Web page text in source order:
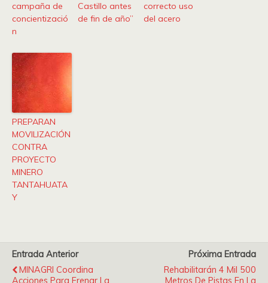
campaña de
concientizació
n
Castillo antes
de fin de año”
correcto uso
del acero
PREPARAN
MOVILIZACIÓN
CONTRA
PROYECTO
MINERO
TANTAHUATA
Y
Entrada Anterior
MINAGRI Coordina
Acciones Para Frenar La
Próxima Entrada
Rehabilitarán 4 Mil 500
Metros De Pistas En La